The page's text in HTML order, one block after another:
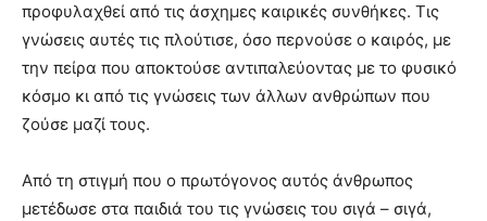
προφυλαχθεί από τις άσχημες καιρικές συνθήκες. Τις
γνώσεις αυτές τις πλούτισε, όσο περνούσε ο καιρός, με
την πείρα που αποκτούσε αντιπαλεύοντας με το φυσικό
κόσμο κι από τις γνώσεις των άλλων ανθρώπων που
ζούσε μαζί τους.
Από τη στιγμή που ο πρωτόγονος αυτός άνθρωπος
μετέδωσε στα παιδιά του τις γνώσεις του σιγά – σιγά,